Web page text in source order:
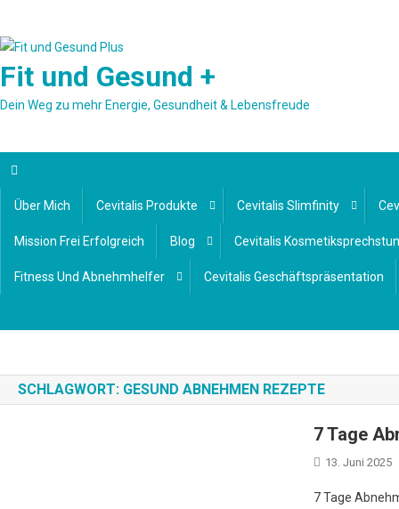
content
Fit und Gesund +
Dein Weg zu mehr Energie, Gesundheit & Lebensfreude
Über Mich Cevitalis Produkte Cevitalis Slimfinity
Mission Frei Erfolgreich Blog Cevitalis
Fitness Und Abnehmhelfer Cevitalis Geschäftspräsentation
SCHLAGWORT: GESUND ABNEHMEN REZEPTE
7 Tage
13. Juni 2025
7 Tage